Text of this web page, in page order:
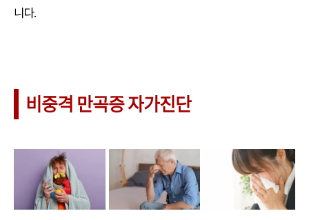
니다.
비중격 만곡증 자가진단